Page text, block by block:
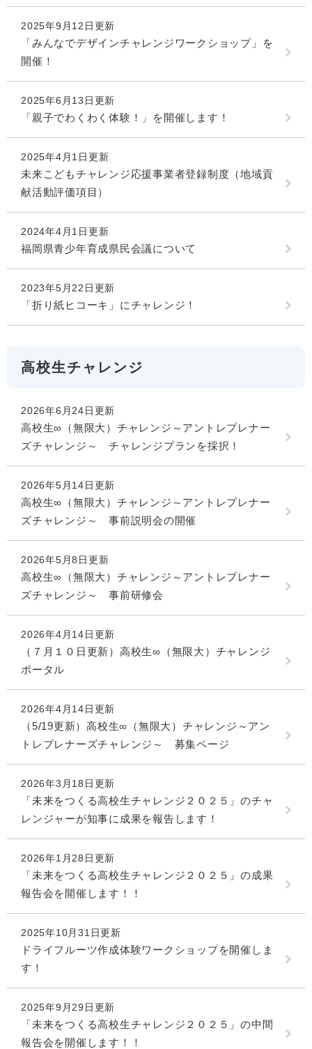
2025年9月12日更新
「みんなでデザインチャレンジワークショップ」を
開催！
2025年6月13日更新
「親子でわくわく体験！」を開催します！
2025年4月1日更新
未来こどもチャレンジ応援事業者登録制度（地域貢
献活動評価項目）
2024年4月1日更新
福岡県青少年育成県民会議について
2023年5月22日更新
「折り紙ヒコーキ」にチャレンジ！
高校生チャレンジ
2026年6月24日更新
高校生∞（無限大）チャレンジ～アントレプレナー
ズチャレンジ～ チャレンジプランを採択！
2026年5月14日更新
高校生∞（無限大）チャレンジ～アントレプレナー
ズチャレンジ～ 事前説明会の開催
2026年5月8日更新
高校生∞（無限大）チャレンジ～アントレプレナー
ズチャレンジ～ 事前研修会
2026年4月14日更新
（７月１０日更新）高校生∞（無限大）チャレンジ
ポータル
2026年4月14日更新
（5/19更新）高校生∞（無限大）チャレンジ～アン
トレプレナーズチャレンジ～ 募集ページ
2026年3月18日更新
「未来をつくる高校生チャレンジ２０２５」のチャ
レンジャーが知事に成果を報告します！
2026年1月28日更新
「未来をつくる高校生チャレンジ２０２５」の成果
報告会を開催します！！
2025年10月31日更新
ドライフルーツ作成体験ワークショップを開催しま
す！
2025年9月29日更新
「未来をつくる高校生チャレンジ２０２５」の中間
報告会を開催します！！